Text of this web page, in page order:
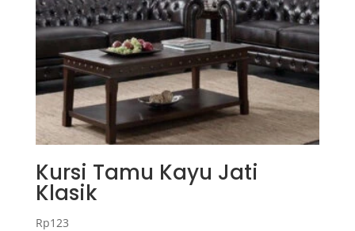
Kursi Tamu Kayu Jati
Klasik
Rp123